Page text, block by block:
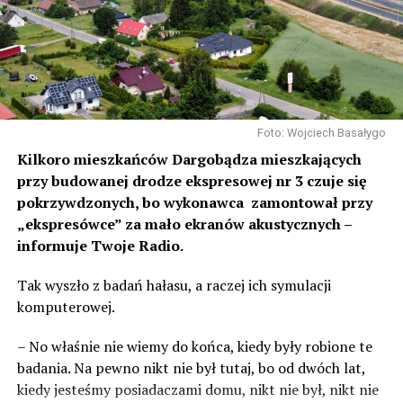
Foto: Wojciech Basałygo
Kilkoro mieszkańców Dargobądza mieszkających
przy budowanej drodze ekspresowej nr 3 czuje się
pokrzywdzonych, bo wykonawca zamontował przy
„ekspresówce” za mało ekranów akustycznych –
informuje Twoje Radio.
Tak wyszło z badań hałasu, a raczej ich symulacji
komputerowej.
– No właśnie nie wiemy do końca, kiedy były robione te
badania. Na pewno nikt nie był tutaj, bo od dwóch lat,
kiedy jesteśmy posiadaczami domu, nikt nie był, nikt nie